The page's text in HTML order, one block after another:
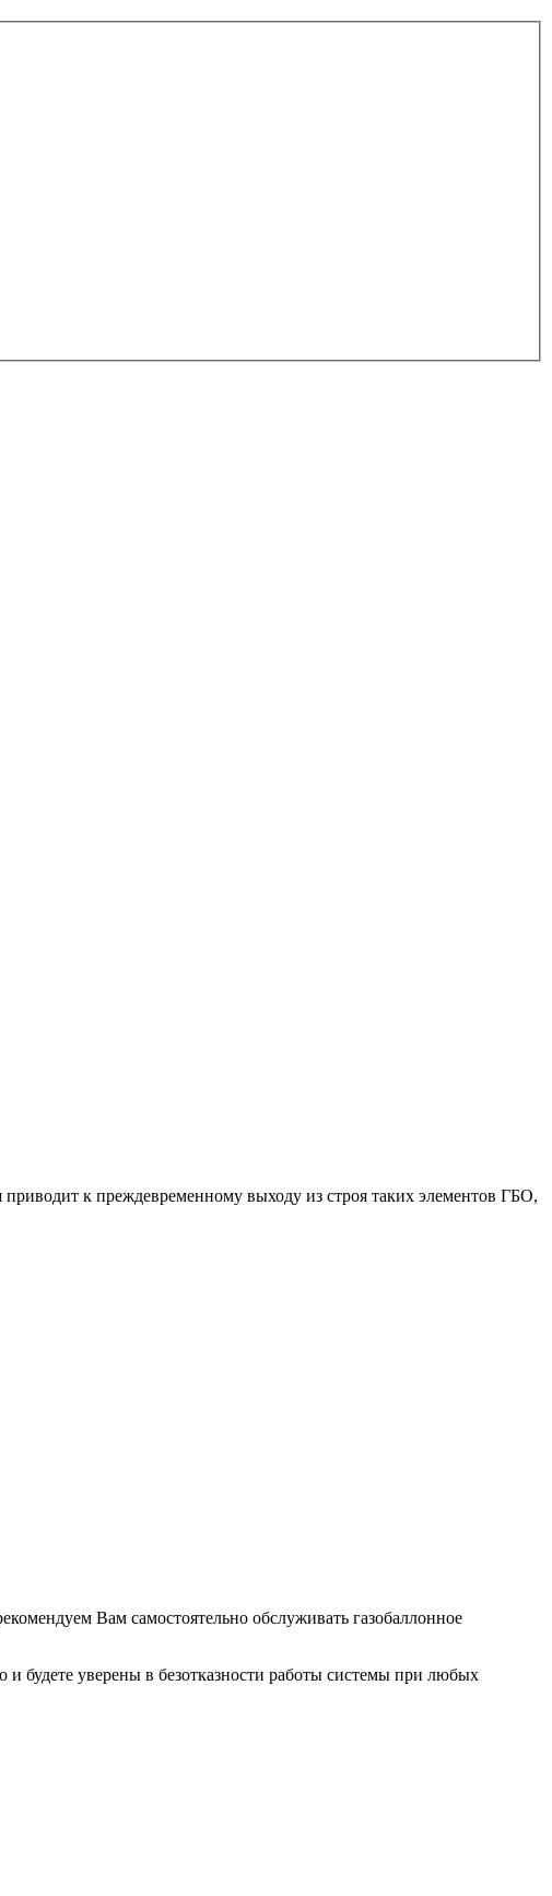
к преждевременному выходу из строя таких элементов ГБО,
Вам самостоятельно обслуживать газобаллонное
будете уверены в безотказности работы системы при любых